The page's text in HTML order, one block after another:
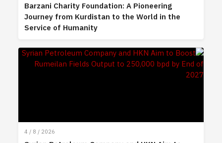
Barzani Charity Foundation: A Pioneering
Journey from Kurdistan to the World in the
Service of Humanity
4 / 8 / 2026